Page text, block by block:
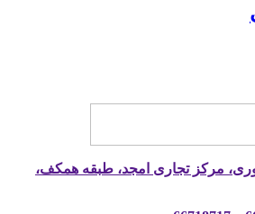
مرکز تجاری امجد، طبقه همکف،